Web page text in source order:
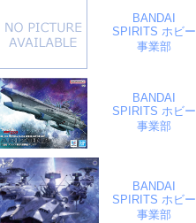
BANDAI
SPIRITS ホビー
事業部
BANDAI
SPIRITS ホビー
事業部
BANDAI
SPIRITS ホビー
事業部